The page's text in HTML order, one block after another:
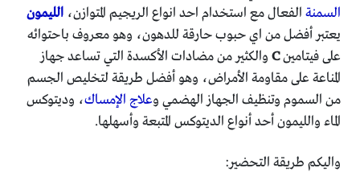
السمنة الفعال مع استخدام احد انواع الريجيم المتوازن، الليمون
يعتبر أفضل من اي حبوب حارقة للدهون، وهو معروف باحتوائه
على فيتامينC والكثير من مضادات الأكسدة التي تساعد جهاز
المناعة على مقاومة الأمراض، وهو أفضل طريقة لتخليص الجسم
من السموم وتنظيف الجهاز الهضمي وعلاج الإمساك، وديتوكس
الماء والليمون أحد أنواع الديتوكس المتبعة وأسهلها.
واليكم طريقة التحضير: